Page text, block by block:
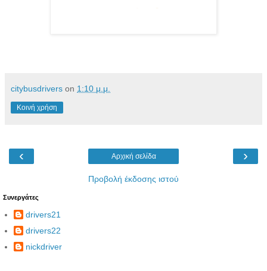
citybusdrivers on 1:10 μ.μ.
Κοινή χρήση
‹ ›
Αρχική σελίδα
Προβολή έκδοσης ιστού
Συνεργάτες
drivers21
drivers22
nickdriver